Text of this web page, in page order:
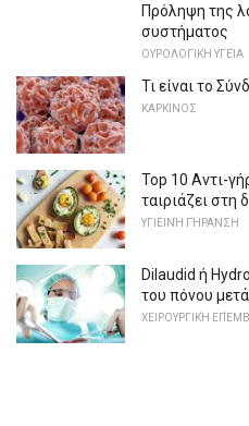
Πρόληψη της
συστήματος
ΟΥΡΟΛΟΓΙΚΉ ΥΓΕΊΑ
Τι είναι το
ΚΑΡΚΊΝΟΣ
Top 10 Αντι-
ταιριάζει στη
ΥΓΙΕΙΝΉ ΓΉΡΑΝΣΗ
Dilaudid ή
του πόνου
ΧΕΙΡΟΥΡΓΙΚΉ